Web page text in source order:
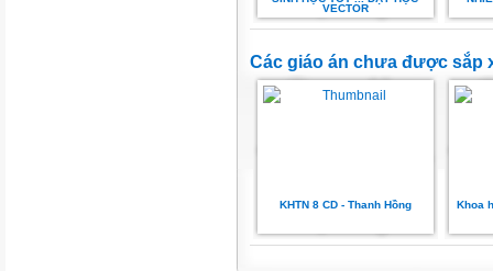
VECTOR
Các giáo án chưa được sắp
KHTN 8 CD - Thanh Hồng Khoa